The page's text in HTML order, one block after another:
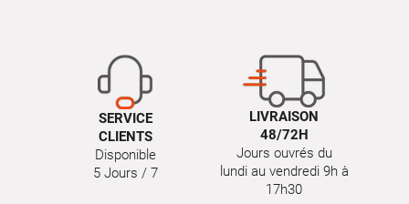
SERVICE
CLIENTS
Disponible
5 Jours / 7
LIVRAISON
48/72H
Jours ouvrés du
lundi au vendredi 9h à
17h30